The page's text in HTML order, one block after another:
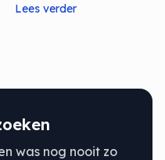
Lees verder
was nog nooit zo